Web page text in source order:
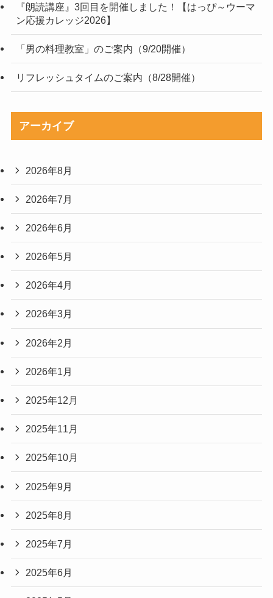
『朗読講座』3回目を開催しました！【はっぴ～ウーマ
ン応援カレッジ2026】
「男の料理教室」のご案内（9/20開催）
リフレッシュタイムのご案内（8/28開催）
アーカイブ
2026年8月
2026年7月
2026年6月
2026年5月
2026年4月
2026年3月
2026年2月
2026年1月
2025年12月
2025年11月
2025年10月
2025年9月
2025年8月
2025年7月
2025年6月